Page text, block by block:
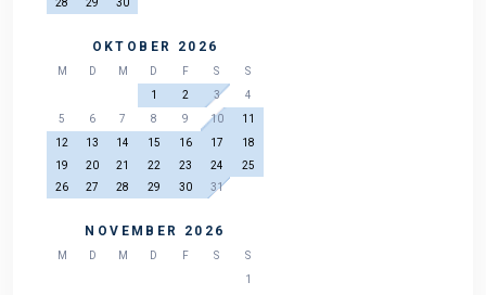
28 29 30
OKTOBER 2026
M D M D F S
S
1
2 3
4
5
6 7 8 9 10
11
12
13 14 15 16 17
18
19
20 21 22 23 24
25
26
27 28 29 30 31
NOVEMBER 2026
M D M D F S
S
1